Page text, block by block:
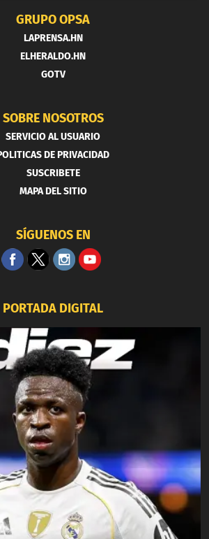
GRUPO OPSA
LAPRENSA.HN
ELHERALDO.HN
GOTV
SOBRE NOSOTROS
SERVICIO AL USUARIO
DE PRIVACIDAD
SUSCRIBETE
MAPA DEL SITIO
SÍGUENOS EN
PORTADA DIGITAL